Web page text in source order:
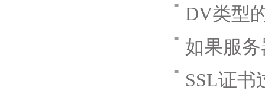
■ DV类型
■ 如果服
■ SSL证书